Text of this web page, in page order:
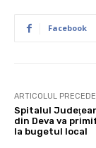
Facebook
ARTICOLUL
Spitalul
din Deva va
la bugetul local